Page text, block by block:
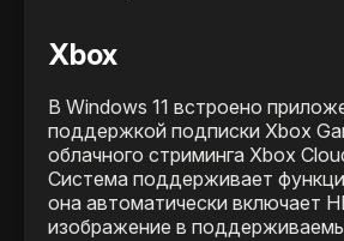
Xbox
В Windows 11 встроено
поддержкой подписки Xbox
облачного стриминга Xbox
Система поддерживает
она автоматически включает
изображение в